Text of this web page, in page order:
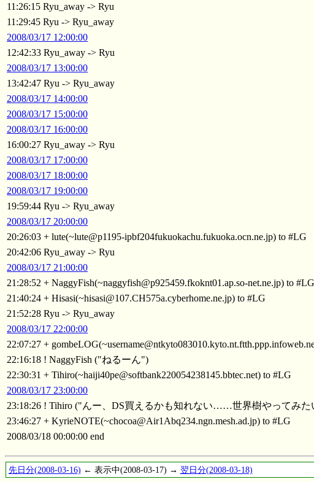
11:26:15 Ryu_away -> Ryu
11:29:45 Ryu -> Ryu_away
2008/03/17 12:00:00
12:42:33 Ryu_away -> Ryu
2008/03/17 13:00:00
13:42:47 Ryu -> Ryu_away
2008/03/17 14:00:00
2008/03/17 15:00:00
2008/03/17 16:00:00
16:00:27 Ryu_away -> Ryu
2008/03/17 17:00:00
2008/03/17 18:00:00
2008/03/17 19:00:00
19:59:44 Ryu -> Ryu_away
2008/03/17 20:00:00
20:26:03 + lute(~lute@p1195-ipbf204fukuokachu.fukuoka.ocn.ne.jp) to #LG
20:42:06 Ryu_away -> Ryu
2008/03/17 21:00:00
21:28:52 + NaggyFish(~naggyfish@p925459.fkoknt01.ap.so-net.ne.jp) to #LG
21:40:24 + Hisasi(~hisasi@107.CH575a.cyberhome.ne.jp) to #LG
21:52:28 Ryu -> Ryu_away
2008/03/17 22:00:00
22:07:27 +
22:16:18 ! NaggyFish ("ねるーん")
22:30:31 + Tihiro(~haiji40pe@softbank220054238145.bbtec.net) to #LG
2008/03/17 23:00:00
23:18:26 ! Tihiro ("んー、DS買えるかも知れない……世界樹やってみた
23:46:27 + KyrieNOTE(~chocoa@Air1Abq234.ngn.mesh.ad.jp) to #LG
2008/03/18 00:00:00 end
先日分(2008-03-16) ← 表示中(2008-03-17) → 翌日分(2008-03-18)